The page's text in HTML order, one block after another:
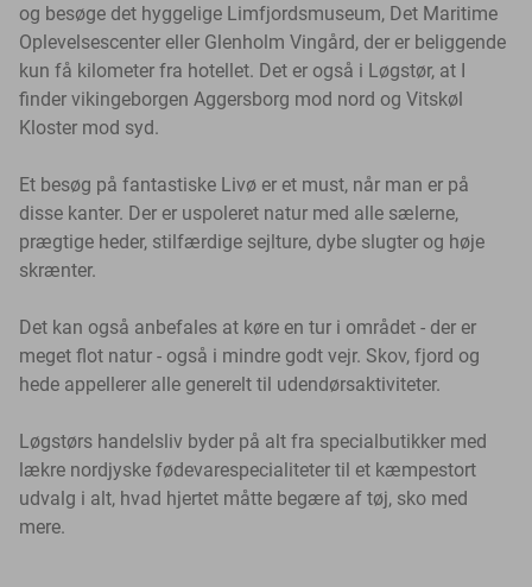
og besøge det hyggelige Limfjordsmuseum, Det Maritime
Oplevelsescenter eller Glenholm Vingård, der er beliggende
kun få kilometer fra hotellet. Det er også i Løgstør, at I
finder vikingeborgen Aggersborg mod nord og Vitskøl
Kloster mod syd.
Et besøg på fantastiske Livø er et must, når man er på
disse kanter. Der er uspoleret natur med alle sælerne,
prægtige heder, stilfærdige sejlture, dybe slugter og høje
skrænter.
Det kan også anbefales at køre en tur i området - der er
meget flot natur - også i mindre godt vejr. Skov, fjord og
hede appellerer alle generelt til udendørsaktiviteter.
Løgstørs handelsliv byder på alt fra specialbutikker med
lækre nordjyske fødevarespecialiteter til et kæmpestort
udvalg i alt, hvad hjertet måtte begære af tøj, sko med
mere.